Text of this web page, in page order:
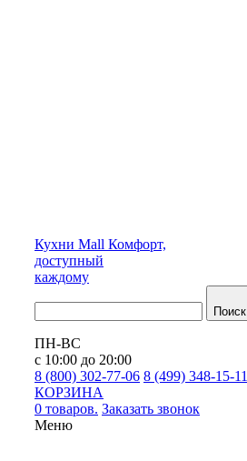
Кухни Mall Комфорт,
доступный
каждому
Поиск
ПН-ВС
с 10:00 до 20:00
8 (800) 302-77-06 8 (499) 348-15-11
КОРЗИНА
0 товаров. Заказать звонок
Меню